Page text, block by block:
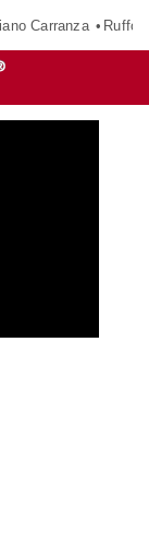
Carranza Ruffo